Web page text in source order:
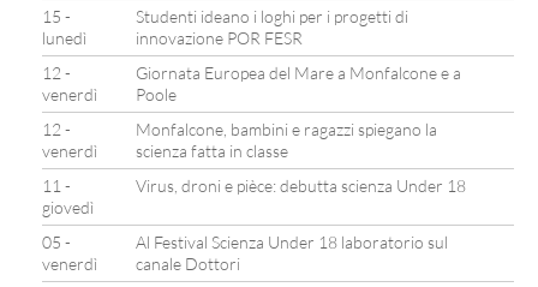
15 -
lunedì
Studenti ideano i loghi per i progetti di
innovazione POR FESR
12 -
venerdì
Giornata Europea del Mare a Monfalcone e a
Poole
12 -
venerdì
Monfalcone, bambini e ragazzi spiegano la
scienza fatta in classe
11 -
giovedì
Virus, droni e pièce: debutta scienza Under 18
05 -
venerdì
Al Festival Scienza Under 18 laboratorio sul
canale Dottori